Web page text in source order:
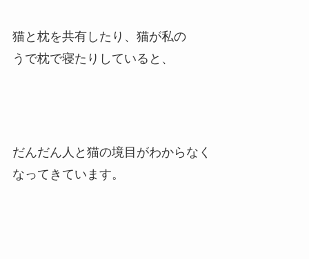
猫と枕を共有したり、猫が私の
うで枕で寝たりしていると、
だんだん人と猫の境目がわからなく
なってきています。